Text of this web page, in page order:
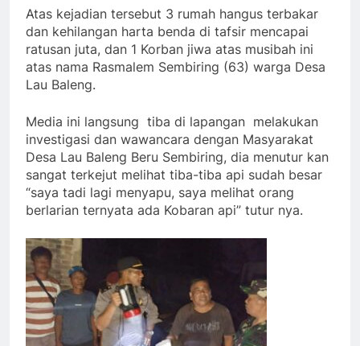
Atas kejadian tersebut 3 rumah hangus terbakar
dan kehilangan harta benda di tafsir mencapai
ratusan juta, dan 1 Korban jiwa atas musibah ini
atas nama Rasmalem Sembiring (63) warga Desa
Lau Baleng.
Media ini langsung tiba di lapangan melakukan
investigasi dan wawancara dengan Masyarakat
Desa Lau Baleng Beru Sembiring, dia menutur kan
sangat terkejut melihat tiba-tiba api sudah besar
“saya tadi lagi menyapu, saya melihat orang
berlarian ternyata ada Kobaran api” tutur nya.